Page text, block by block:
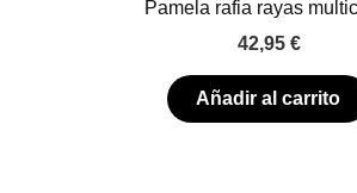
Pamela rafia rayas
42,95 €
Añadir al carrito